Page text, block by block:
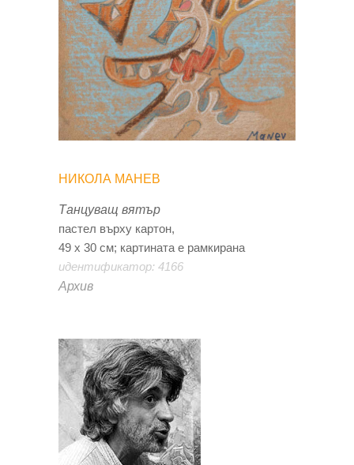
НИКОЛА МАНЕВ
Танцуващ вятър
пастел върху картон,
49 х 30 см; картината е рамкирана
идентификатор: 4166
Архив